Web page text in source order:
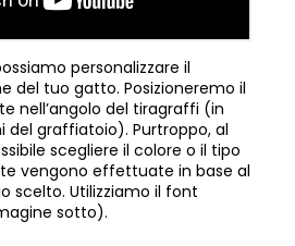
personalizzare il
del tuo gatto. Posizioneremo il
nell’angolo del tiragraffi (in
del graffiatoio). Purtroppo, al
scegliere il colore o il tipo
vengono effettuate in base al
scelto. Utilizziamo il font
sotto).